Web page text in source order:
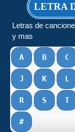
LETRA
Letras de
y mas
A B C
J K L
R S T
#